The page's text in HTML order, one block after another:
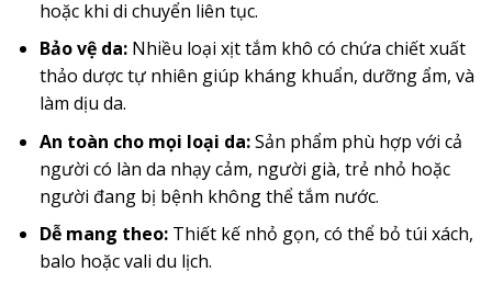
hoặc khi di chuyển liên tục.
Bảo vệ da:Nhiều loại xịt tắm khô có chứa chiết xuất
thảo dược tự nhiên giúp kháng khuẩn, dưỡng ẩm, và
làm dịu da.
An toàn cho mọi loại da:Sản phẩm phù hợp với cả
người có làn da nhạy cảm, người già, trẻ nhỏ hoặc
người đang bị bệnh không thể tắm nước.
Dễ mang theo:Thiết kế nhỏ gọn, có thể bỏ túi xách,
balo hoặc vali du lịch.